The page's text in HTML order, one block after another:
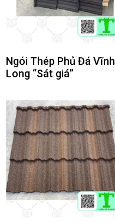
Ngói Thép Phủ Đá Vĩnh
Long “Sát giá”